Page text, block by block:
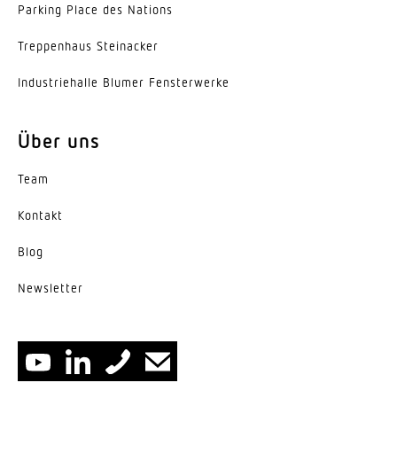
Parking Place des Nations
Trep­penhaus Steinacker
Indus­trie­halle Blumer Fensterwerke
Über uns
Team
Kontakt
Blog
News­letter